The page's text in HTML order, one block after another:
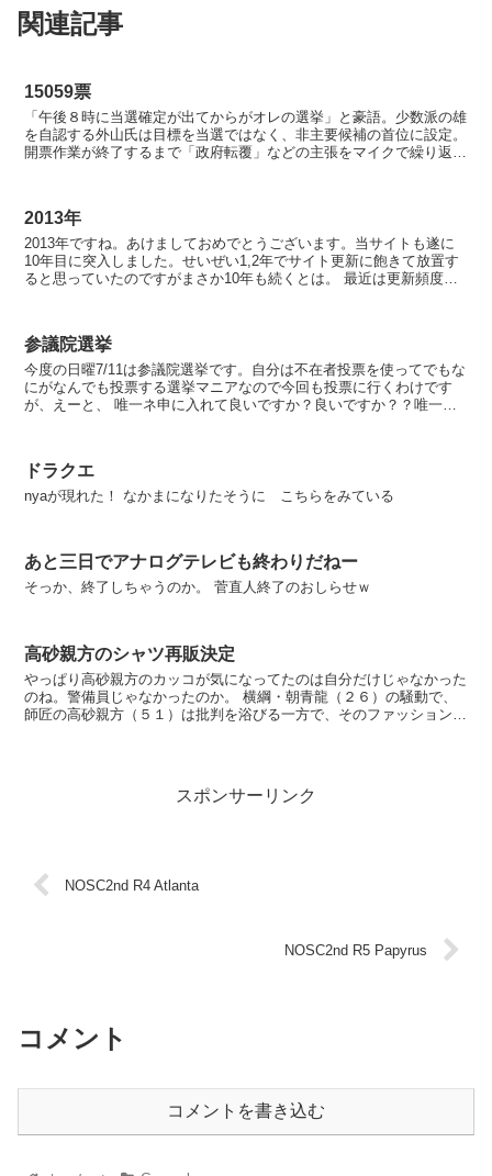
関連記事
15059票
「午後８時に当選確定が出てからがオレの選挙」と豪語。少数派の雄
を自認する外山氏は目標を当選ではなく、非主要候補の首位に設定。
開票作業が終了するまで「政府転覆」などの主張をマイクで繰り返し
2013年
2013年ですね。あけましておめでとうございます。当サイトも遂に
10年目に突入しました。せいぜい1,2年でサイト更新に飽きて放置す
ると思っていたのですがまさか10年も続くとは。 最近は更新頻度も
参議院選挙
今度の日曜7/11は参議院選挙です。自分は不在者投票を使ってでもな
にがなんでも投票する選挙マニアなので今回も投票に行くわけです
が、えーと、 唯一ネ申に入れて良いですか？良いですか？？唯一ネ
ドラクエ
nyaが現れた！ なかまになりたそうに こちらをみている
あと三日でアナログテレビも終わりだねー
そっか、終了しちゃうのか。 菅直人終了のおしらせｗ
高砂親方のシャツ再販決定
やっぱり高砂親方のカッコが気になってたのは自分だけじゃなかった
のね。警備員じゃなかったのか。 横綱・朝青龍（２６）の騒動で、
師匠の高砂親方（５１）は批判を浴びる一方で、そのファッションに
スポンサーリンク
NOSC2nd R4 Atlanta
NOSC2nd R5 Papyrus
コメント
コメントを書き込む